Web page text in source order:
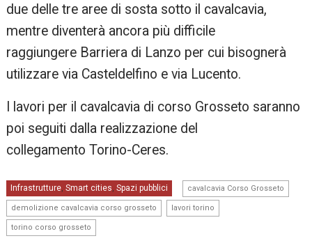
due delle tre aree di sosta sotto il cavalcavia,
mentre diventerà ancora più difficile
raggiungere Barriera di Lanzo per cui bisognerà
utilizzare via Casteldelfino e via Lucento.
I lavori per il cavalcavia di corso Grosseto saranno
poi seguiti dalla realizzazione del
collegamento Torino-Ceres.
Infrastrutture,Smart cities,Spazi pubblici cavalcavia Corso Grosseto
demolizione cavalcavia corso grosseto lavori torino
torino corso grosseto